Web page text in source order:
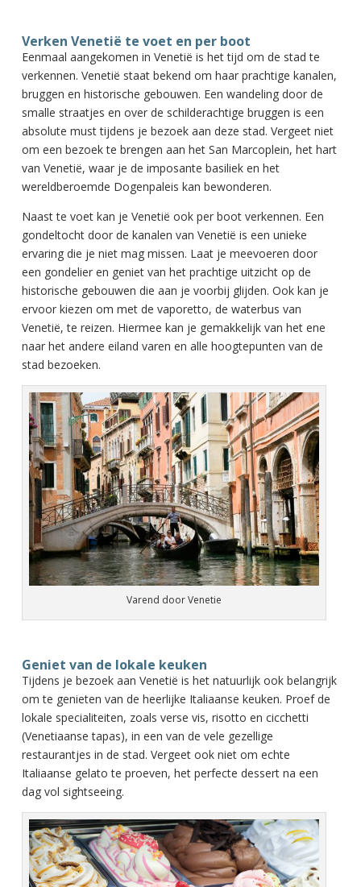
Verken Venetië te voet en per boot
Eenmaal aangekomen in Venetië is het tijd om de stad te
verkennen. Venetië staat bekend om haar prachtige kanalen,
bruggen en historische gebouwen. Een wandeling door de
smalle straatjes en over de schilderachtige bruggen is een
absolute must tijdens je bezoek aan deze stad. Vergeet niet
om een bezoek te brengen aan het San Marcoplein, het hart
van Venetië, waar je de imposante basiliek en het
wereldberoemde Dogenpaleis kan bewonderen.
Naast te voet kan je Venetië ook per boot verkennen. Een
gondeltocht door de kanalen van Venetië is een unieke
ervaring die je niet mag missen. Laat je meevoeren door
een gondelier en geniet van het prachtige uitzicht op de
historische gebouwen die aan je voorbij glijden. Ook kan je
ervoor kiezen om met de vaporetto, de waterbus van
Venetië, te reizen. Hiermee kan je gemakkelijk van het ene
naar het andere eiland varen en alle hoogtepunten van de
stad bezoeken.
Varend door Venetie
Geniet van de lokale keuken
Tijdens je bezoek aan Venetië is het natuurlijk ook belangrijk
om te genieten van de heerlijke Italiaanse keuken. Proef de
lokale specialiteiten, zoals verse vis, risotto en cicchetti
(Venetiaanse tapas), in een van de vele gezellige
restaurantjes in de stad. Vergeet ook niet om echte
Italiaanse gelato te proeven, het perfecte dessert na een
dag vol sightseeing.